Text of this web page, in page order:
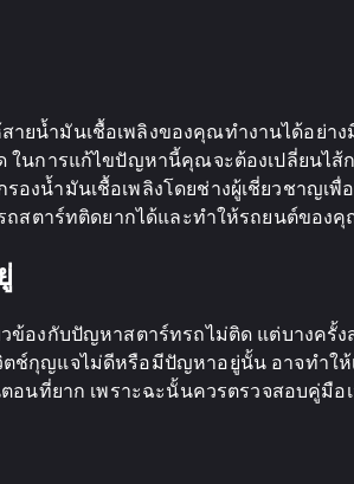
ายน้ำมันเชื้อเพลิงของคุณทำงานได้อย่
ในการแก้ไขปัญหานี้คุณจะต้องเปลี่ยนไ
องน้ำมันเชื้อเพลิงโดยช่างผู้เชี่ยวชาญ
ถสตาร์ทติดยากได้และทำให้รถยนต์ของ
ข้องกับปัญหาสตาร์ทรถไม่ติด แต่บางค
กุญแจไม่ดีหรือมีปัญหาอยู่นั้น อาจทำใ
อนที่ยาก เพราะฉะนั้นควรตรวจสอบคู่มื